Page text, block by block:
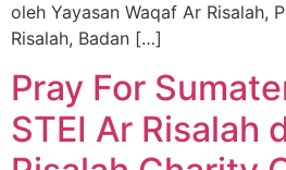
oleh Yayasan Waqaf Ar Risalah,
Risalah, Badan […]
Pray For
STEI Ar Risalah